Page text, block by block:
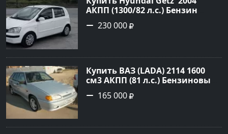
АКПП (1300/82 л.с.) Бензин
инжектор Петровская цвет
Белый Седан по цене 230000
230 000
Купить ВАЗ (LADA) 2114 1600
см3 АКПП (81 л.с.) Бензиновый
в Новороссийск: цвет серый
Хетчбэк 2008 года по цене
165 000